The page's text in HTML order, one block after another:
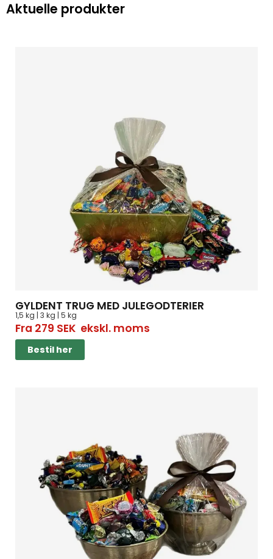
Aktuelle produkter
GYLDENT TRUG MED JULEGODTERIER
1,5 kg | 3 kg | 5 kg
Fra 279 SEKekskl. moms
Bestil her